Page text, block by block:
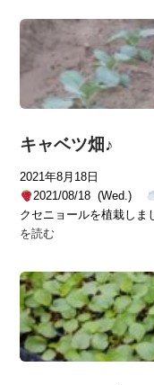
キャベツ畑♪
2021年8月18日
2021/08/18 (Wed.)
クセニョールを植栽し
を読む